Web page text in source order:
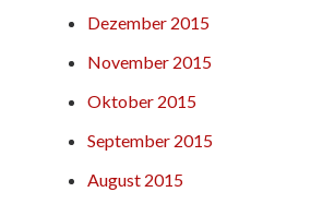
Dezember 2015
November 2015
Oktober 2015
September 2015
August 2015